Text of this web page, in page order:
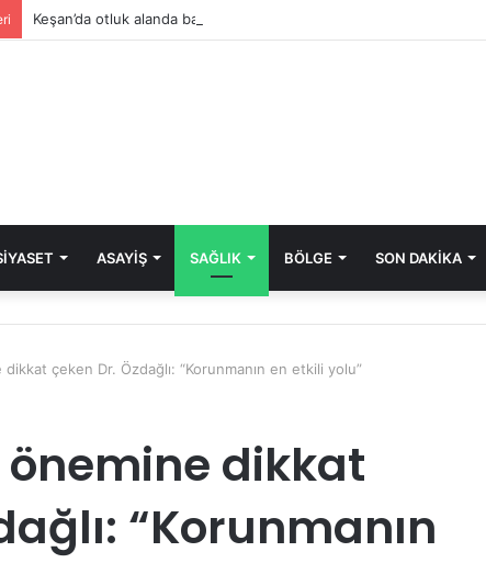
Keşan’da otluk alanda başlayan yangın eve sıçradı
ASAYIŞ SAĞLIK BÖLGE SON DAKIKA
dikkat çeken Dr. Özdağlı: “Korunmanın en etkili yolu”
önemine dikkat
“Korunmanın